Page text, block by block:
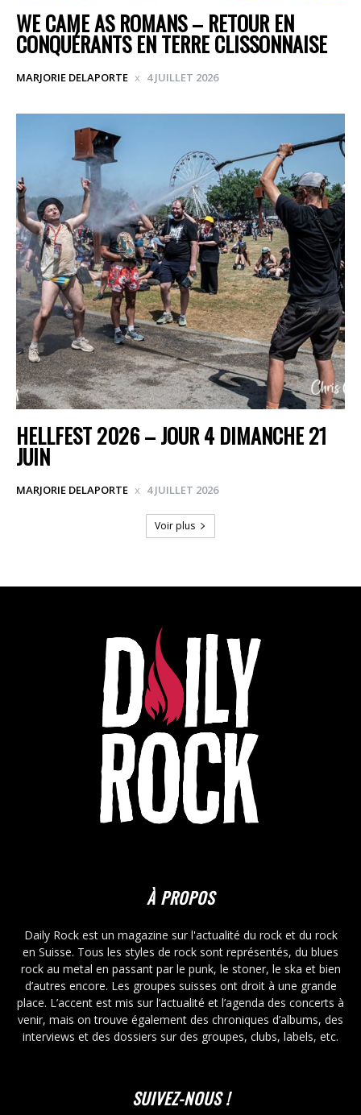
WE CAME AS ROMANS – RETOUR EN
CONQUÉRANTS EN TERRE CLISSONNAISE
MARJORIE DELAPORTE 4 JUILLET 2026
HELLFEST 2026 – JOUR 4 DIMANCHE 21
JUIN
MARJORIE DELAPORTE 4 JUILLET 2026
Voir plus
À PROPOS
Daily Rock est un magazine sur l'actualité du rock et du rock
en Suisse. Tous les styles de rock sont représentés, du blues
rock au metal en passant par le punk, le stoner, le ska et bien
d’autres encore. Les groupes suisses ont droit à une grande
place. L’accent est mis sur l’actualité et l’agenda des concerts à
venir, mais on trouve également des chroniques d’albums, des
interviews et des dossiers sur des groupes, clubs, labels, etc.
SUIVEZ-NOUS !